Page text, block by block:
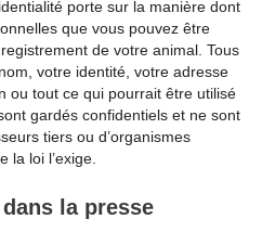
porte sur la manière dont
que vous pouvez être
de votre animal. Tous
votre identité, votre adresse
ou tout ce qui pourrait être utilisé
gardés confidentiels et ne sont
tiers ou d’organismes
la loi l’exige.
la presse